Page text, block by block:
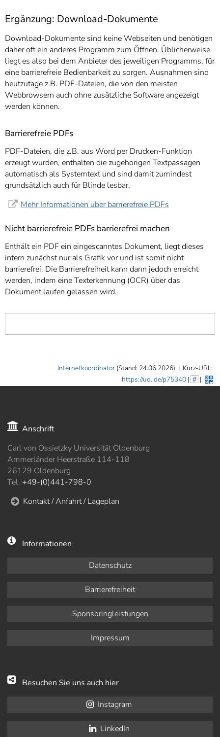
Ergänzung: Download-Dokumente
Download-Dokumente sind keine Webseiten und benötigen
daher oft ein anderes Programm zum Öffnen. Üblicherweise
liegt es also bei dem Anbieter des jeweiligen Programms, für
eine barrierefreie Bedienbarkeit zu sorgen. Ausnahmen sind
heutzutage z.B. PDF-Dateien, die von den meisten
Webbrowsern auch ohne zusätzliche Software angezeigt
werden können.
Barrierefreie PDFs
PDF-Dateien, die z.B. aus Word per Drucken-Funktion
erzeugt wurden, enthalten die zugehörigen Textpassagen
automatisch als Systemtext und sind damit zumindest
grundsätzlich auch für Blinde lesbar.
Mehr Informationen über barrierefreie PDFs
Nicht barrierefreie PDFs barrierefrei machen
Enthält ein PDF ein eingescanntes Dokument, liegt dieses
intern zunächst nur als Grafik vor und ist somit nicht
barrierefrei. Die Barrierefreiheit kann dann jedoch erreicht
werden, indem eine Texterkennung (OCR) über das
Dokument laufen gelassen wird.
Internetkoordinator (Stand: 24.06.2026) | Kurz-URL:
https://uol.de/p75340| # |
Anschrift
Carl von Ossietzky Universität Oldenburg
Ammerländer Heerstraße 114-118
26129 Oldenburg
Tel. +49-(0)441-798-0
Kontakt / Anfahrt / Lageplan
Informationen
Datenschutz
Barrierefreiheit
Sponsoringleistungen
Impressum
Besuchen Sie uns auch hier
Instagram
LinkedIn